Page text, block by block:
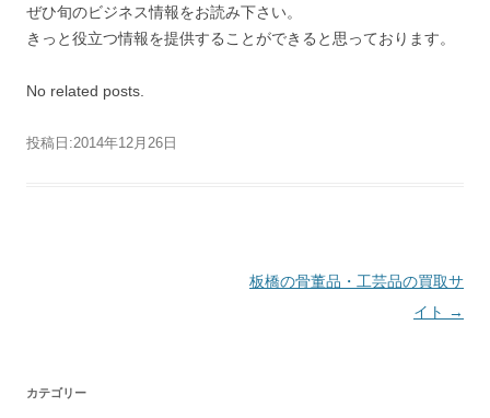
ぜひ旬のビジネス情報をお読み下さい。
きっと役立つ情報を提供することができると思っております。
No related posts.
投稿日:2014年12月26日
板橋の骨董品・工芸品の買取サ
イト →
カテゴリー